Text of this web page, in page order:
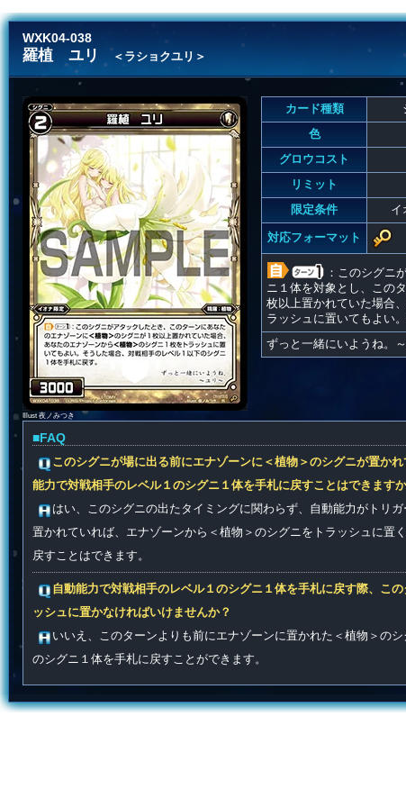
WXK04-038
羅植 ユリ ＜ラショクユリ＞
Illust 夜ノみつき
カード種類
色
グロウコスト
リミット
限定条件
イ
対応フォーマット
：このシグニ
ニ１体を対象とし、この
枚以上置かれていた場合
ラッシュに置いてもよい
ずっと一緒にいようね。
■FAQ
このシグニが場に出る前にエナゾーンに＜植物＞のシグニが置か
能力で対戦相手のレベル１のシグニ１体を手札に戻すことはできます
はい、このシグニの出たタイミングに関わらず、自動能力がトリ
置かれていれば、エナゾーンから＜植物＞のシグニをトラッシュに置
戻すことはできます。
自動能力で対戦相手のレベル１のシグニ１体を手札に戻す際、こ
ッシュに置かなければいけませんか？
いいえ、このターンよりも前にエナゾーンに置かれた＜植物＞の
のシグニ１体を手札に戻すことができます。